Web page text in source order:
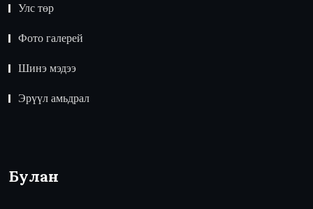
Улс төр
Фото галерей
Шинэ мэдээ
Эрүүл амьдрал
Булан